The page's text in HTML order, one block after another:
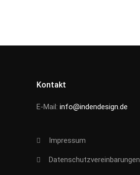
Kontakt
E-Mail: info@indendesign.de
Impressum
Datenschutzvereinbarungen